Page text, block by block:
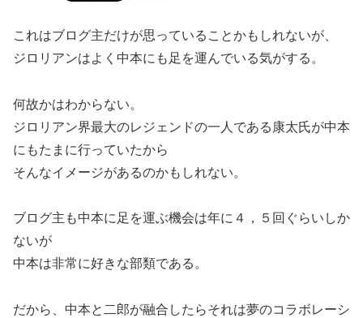
これはブログ主だけが思っていることかもしれないが、
ジロリアンはよく中本にも足を運んでいる気がする。
何故かはわからない。
ジロリアン界最大のレジェンドの一人である康太氏が中本
にもたまに行っていたから
そんなイメージがあるのかもしれない。
ブログ主も中本に足を運ぶ機会は年に４，５回ぐらいしか
ないが
中本は非常に好きな部類である。
だから、中本と二郎が融合したらそれは夢のコラボレーシ